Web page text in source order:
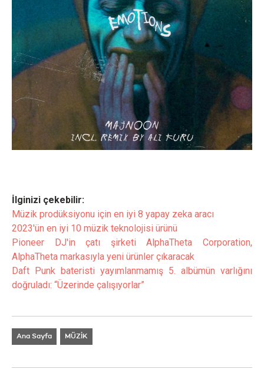
İlginizi çekebilir:
Müzik prodüksiyonu için en iyi 8 yapay zeka aracı
2023'ün en iyi 10 müzik teknolojisi ürünü
Pioneer DJ'in çatı şirketi AlphaTheta Corporation,
AlphaTheta markasıyla yeni ürünler çıkaracak
Daft Punk bateristi yayımlanmamış 5. albümün varlığını
doğruladı: “Üzerinde çalışıyorlar”
Ana Sayfa MÜZİK